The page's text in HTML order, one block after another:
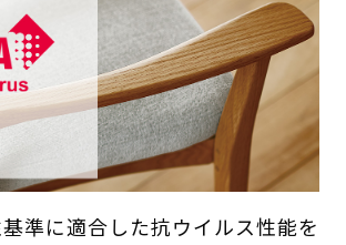
準に適合した抗ウイルス性能を